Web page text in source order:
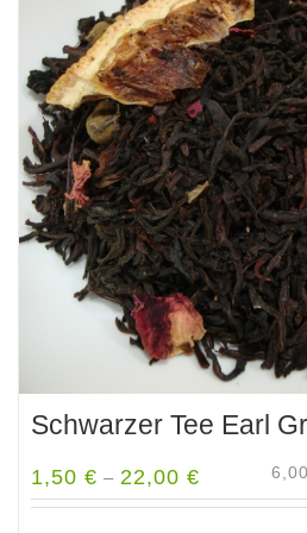
Varianten
auf.
Die
Optionen
können
auf
der
Produktseite
gewählt
werden
Schwarzer Tee Earl
1,50 € – 22,00 € 6,00